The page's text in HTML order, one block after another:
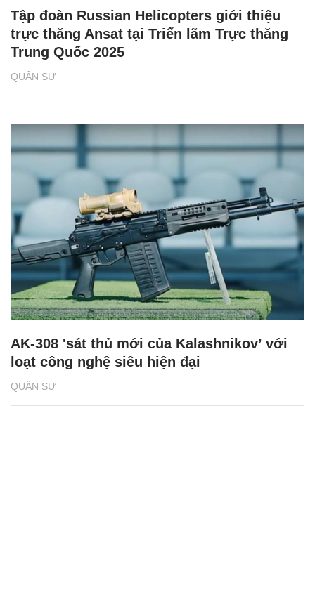
QUÂN SỰ
Tập đoàn Russian Helicopters giới thiệu
trực thăng Ansat tại Triển lãm Trực thăng
Trung Quốc 2025
QUÂN SỰ
AK-308 'sát thủ mới của Kalashnikov’ với
loạt công nghệ siêu hiện đại